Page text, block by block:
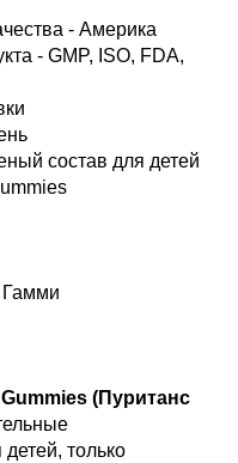
- Америка
- GMP, ISO, FDA,
состав для детей
(Пуританс
только